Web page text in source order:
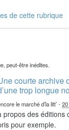
de cette rubrique
peut-être inédites.
courte archive
trop longue
le marché d’la litt’ -
propos des éditions
pour exemple.